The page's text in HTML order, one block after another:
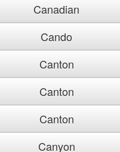
Canadian
Cando
Canton
Canton
Canton
Canyon